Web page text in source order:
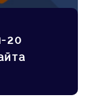
20